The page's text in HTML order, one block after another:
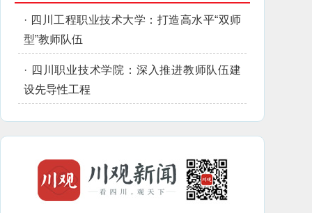
· 四川工程职业技术大学：打造高水平“双师
型”教师队伍
· 四川职业技术学院：深入推进教师队伍建
设先导性工程